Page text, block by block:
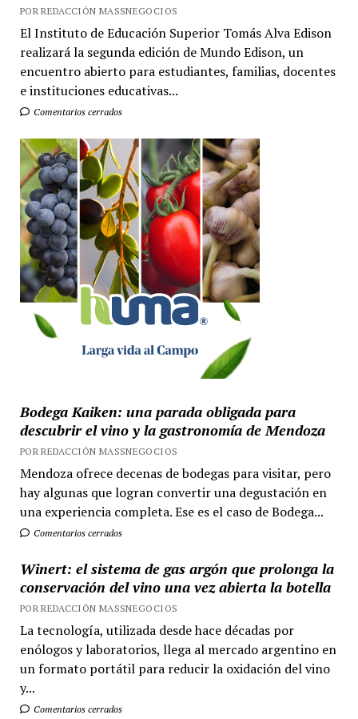
POR REDACCIÓN MASSNEGOCIOS
El Instituto de Educación Superior Tomás Alva Edison
realizará la segunda edición de Mundo Edison, un
encuentro abierto para estudiantes, familias, docentes
e instituciones educativas...
Comentarios cerrados
Bodega Kaiken: una parada obligada para
descubrir el vino y la gastronomía de Mendoza
POR REDACCIÓN MASSNEGOCIOS
Mendoza ofrece decenas de bodegas para visitar, pero
hay algunas que logran convertir una degustación en
una experiencia completa. Ese es el caso de Bodega...
Comentarios cerrados
Winert: el sistema de gas argón que prolonga la
conservación del vino una vez abierta la botella
POR REDACCIÓN MASSNEGOCIOS
La tecnología, utilizada desde hace décadas por
enólogos y laboratorios, llega al mercado argentino en
un formato portátil para reducir la oxidación del vino
y...
Comentarios cerrados